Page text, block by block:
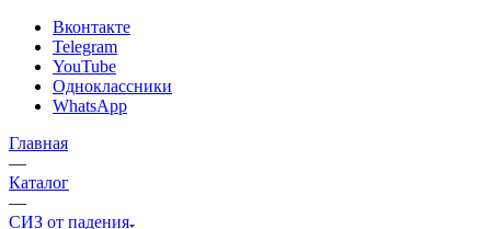
Вконтакте
Telegram
YouTube
Одноклассники
WhatsApp
Главная
—
Каталог
—
СИЗ от падения